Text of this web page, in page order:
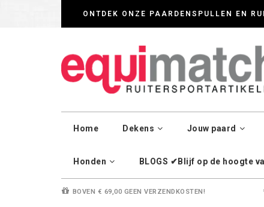
ONTDEK ONZE PAARDENSPULLEN EN
Home Dekens Jouw paard
Honden BLOGS ✔Blijf op de hoogte
BOVEN € 69,00 GEEN VERZENDKOSTEN!
Wij werken